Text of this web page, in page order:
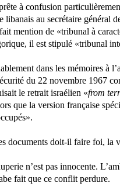
à confusion
au secrétaire général
mention de «tribunal à
il est stipulé «tribunal
dans les mémoires à
du 22 novembre 1967
le retrait israélien «from
que la version française
documents doit-il faire foi, la
n’est pas innocente.
fait que ce conflit perdure.